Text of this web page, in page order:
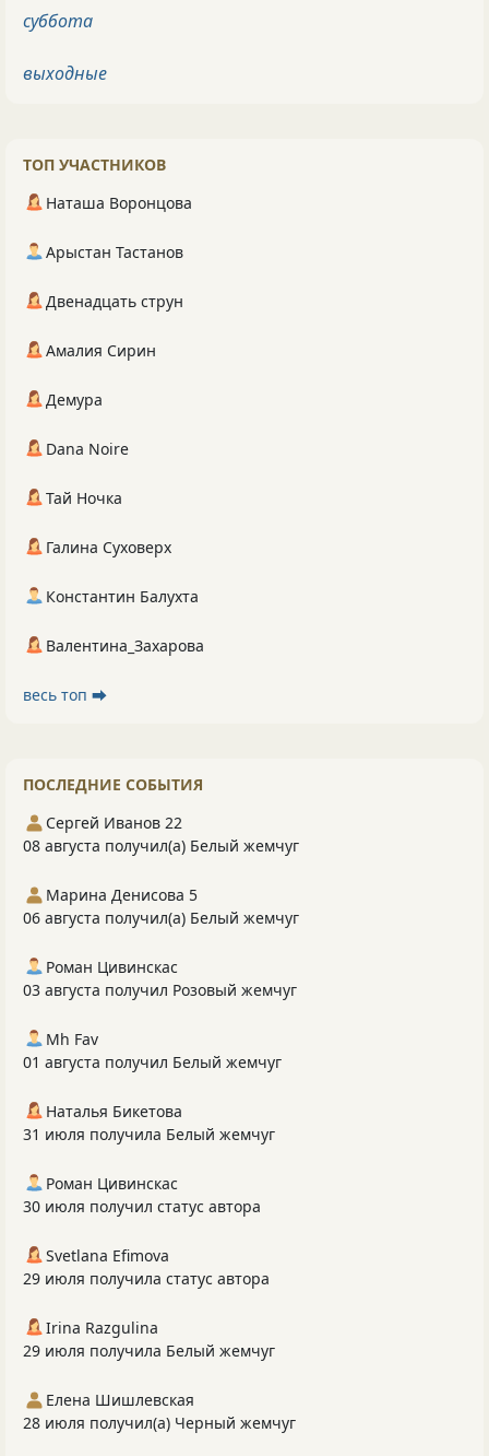
суббота
выходные
ТОП УЧАСТНИКОВ
Наташа Воронцова
Арыстан Тастанов
Двенадцать струн
Амалия Сирин
Демура
Dana Noire
Тай Ночка
Галина Суховерх
Константин Балухта
Валентина_Захарова
весь топ ⮕
ПОСЛЕДНИЕ СОБЫТИЯ
Сергей Иванов 22
08 августа получил(а) Белый жемчуг
Марина Денисова 5
06 августа получил(а) Белый жемчуг
Роман Цивинскас
03 августа получил Розовый жемчуг
Mh Fav
01 августа получил Белый жемчуг
Наталья Бикетова
31 июля получила Белый жемчуг
Роман Цивинскас
30 июля получил статус автора
Svetlana Efimova
29 июля получила статус автора
Irina Razgulina
29 июля получила Белый жемчуг
Елена Шишлевская
28 июля получил(а) Черный жемчуг